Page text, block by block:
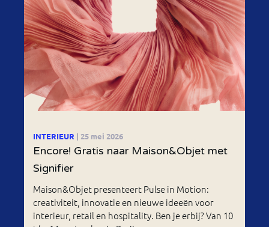
INTERIEUR | 25 mei 2026
Encore! Gratis naar Maison&Objet met
Signifier
Maison&Objet presenteert Pulse in Motion:
creativiteit, innovatie en nieuwe ideeën voor
interieur, retail en hospitality. Ben je erbij? Van 10